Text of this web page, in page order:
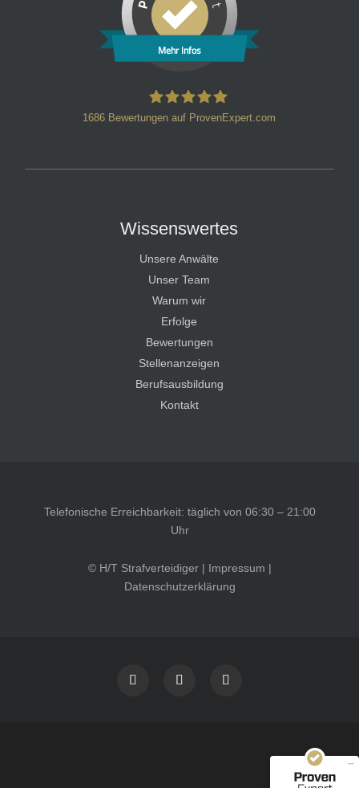
Mehr Infos
1686 Bewertungen auf ProvenExpert.com
Wissenswertes
Unsere Anwälte
Unser Team
Warum wir
Erfolge
Bewertungen
Stellenanzeigen
Berufsausbildung
Kontakt
Telefonische Erreichbarkeit: täglich von 06:30 – 21:00
Uhr
© H/T Strafverteidiger | Impressum |
Datenschutzerklärung
40